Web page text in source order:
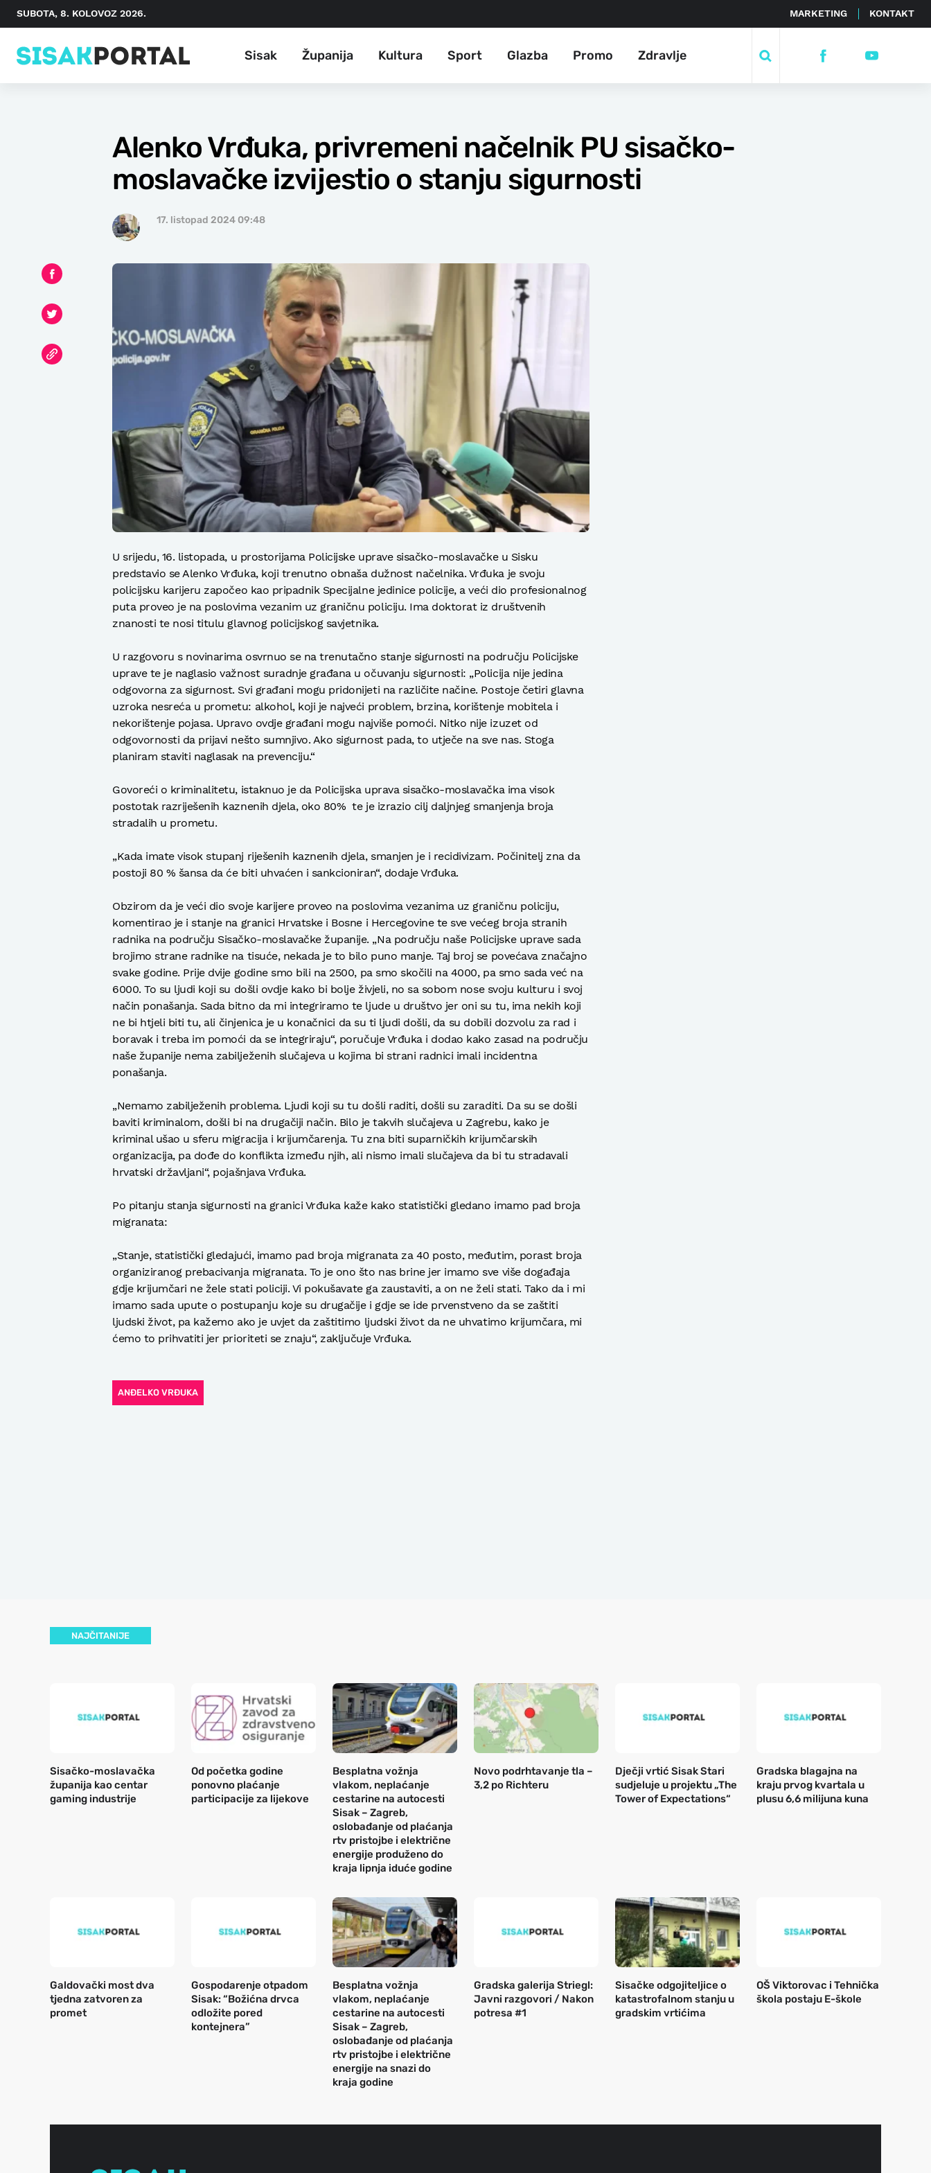
SUBOTA, 8. KOLOVOZ 2026. MARKETING KONTAKT
Sisak Županija Kultura Sport Glazba Promo Zdravlje
Alenko Vrđuka, privremeni načelnik PU sisačko-
moslavačke izvijestio o stanju sigurnosti
17. listopad 2024 09:48
U srijedu, 16. listopada, u prostorijama Policijske uprave sisačko-moslavačke u Sisku
predstavio se Alenko Vrđuka, koji trenutno obnaša dužnost načelnika. Vrđuka je svoju
policijsku karijeru započeo kao pripadnik Specijalne jedinice policije, a veći dio profesionalnog
puta proveo je na poslovima vezanim uz graničnu policiju. Ima doktorat iz društvenih
znanosti te nosi titulu glavnog policijskog savjetnika.
U razgovoru s novinarima osvrnuo se na trenutačno stanje sigurnosti na području Policijske
uprave te je naglasio važnost suradnje građana u očuvanju sigurnosti: „Policija nije jedina
odgovorna za sigurnost. Svi građani mogu pridonijeti na različite načine. Postoje četiri glavna
uzroka nesreća u prometu: alkohol, koji je najveći problem, brzina, korištenje mobitela i
nekorištenje pojasa. Upravo ovdje građani mogu najviše pomoći. Nitko nije izuzet od
odgovornosti da prijavi nešto sumnjivo. Ako sigurnost pada, to utječe na sve nas. Stoga
planiram staviti naglasak na prevenciju.“
Govoreći o kriminalitetu, istaknuo je da Policijska uprava sisačko-moslavačka ima visok
postotak razriješenih kaznenih djela, oko 80% te je izrazio cilj daljnjeg smanjenja broja
stradalih u prometu.
„Kada imate visok stupanj riješenih kaznenih djela, smanjen je i recidivizam. Počinitelj zna da
postoji 80 % šansa da će biti uhvaćen i sankcioniran“, dodaje Vrđuka.
Obzirom da je veći dio svoje karijere proveo na poslovima vezanima uz graničnu policiju,
komentirao je i stanje na granici Hrvatske i Bosne i Hercegovine te sve većeg broja stranih
radnika na području Sisačko-moslavačke županije. „Na području naše Policijske uprave sada
brojimo strane radnike na tisuće, nekada je to bilo puno manje. Taj broj se povećava značajno
svake godine. Prije dvije godine smo bili na 2500, pa smo skočili na 4000, pa smo sada već na
6000. To su ljudi koji su došli ovdje kako bi bolje živjeli, no sa sobom nose svoju kulturu i svoj
način ponašanja. Sada bitno da mi integriramo te ljude u društvo jer oni su tu, ima nekih koji
ne bi htjeli biti tu, ali činjenica je u konačnici da su ti ljudi došli, da su dobili dozvolu za rad i
boravak i treba im pomoći da se integriraju“, poručuje Vrđuka i dodao kako zasad na području
naše županije nema zabilježenih slučajeva u kojima bi strani radnici imali incidentna
ponašanja.
„Nemamo zabilježenih problema. Ljudi koji su tu došli raditi, došli su zaraditi. Da su se došli
baviti kriminalom, došli bi na drugačiji način. Bilo je takvih slučajeva u Zagrebu, kako je
kriminal ušao u sferu migracija i krijumčarenja. Tu zna biti suparničkih krijumčarskih
organizacija, pa dođe do konflikta između njih, ali nismo imali slučajeva da bi tu stradavali
hrvatski državljani“, pojašnjava Vrđuka.
Po pitanju stanja sigurnosti na granici Vrđuka kaže kako statistički gledano imamo pad broja
migranata:
„Stanje, statistički gledajući, imamo pad broja migranata za 40 posto, međutim, porast broja
organiziranog prebacivanja migranata. To je ono što nas brine jer imamo sve više događaja
gdje krijumčari ne žele stati policiji. Vi pokušavate ga zaustaviti, a on ne želi stati. Tako da i mi
imamo sada upute o postupanju koje su drugačije i gdje se ide prvenstveno da se zaštiti
ljudski život, pa kažemo ako je uvjet da zaštitimo ljudski život da ne uhvatimo krijumčara, mi
ćemo to prihvatiti jer prioriteti se znaju“, zaključuje Vrđuka.
ANĐELKO VRĐUKA
NAJČITANIJE
Sisačko-moslavačka
županija kao centar
gaming industrije
Od početka godine
ponovno plaćanje
participacije za lijekove
Besplatna vožnja
vlakom, neplaćanje
cestarine na autocesti
Sisak – Zagreb,
oslobađanje od plaćanja
rtv pristojbe i električne
energije produženo do
kraja lipnja iduće godine
Novo podrhtavanje tla –
3,2 po Richteru
Dječji vrtić Sisak Stari
sudjeluje u projektu „The
Tower of Expectations“
Gradska blagajna na
kraju prvog kvartala u
plusu 6,6 milijuna kuna
Galdovački most dva
tjedna zatvoren za
promet
Gospodarenje otpadom
Sisak: “Božićna drvca
odložite pored
kontejnera”
Besplatna vožnja
vlakom, neplaćanje
cestarine na autocesti
Sisak – Zagreb,
oslobađanje od plaćanja
rtv pristojbe i električne
energije na snazi do
kraja godine
Gradska galerija Striegl:
Javni razgovori / Nakon
potresa #1
Sisačke odgojiteljice o
katastrofalnom stanju u
gradskim vrtićima
OŠ Viktorovac i Tehnička
škola postaju E-škole